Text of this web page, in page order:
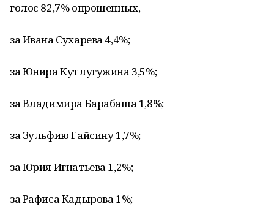
голос 82,7% опрошенных,
за Ивана Сухарева 4,4%;
за Юнира Кутлугужина 3,5%;
за Владимира Барабаша 1,8%;
за Зульфию Гайсину 1,7%;
за Юрия Игнатьева 1,2%;
за Рафиса Кадырова 1%;